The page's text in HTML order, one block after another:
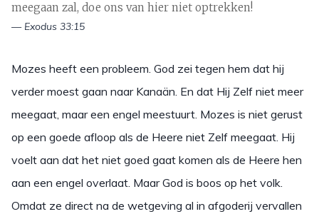
meegaan zal, doe ons van hier niet optrekken!
— Exodus 33:15
Mozes heeft een probleem. God zei tegen hem dat hij
verder moest gaan naar Kanaän. En dat Hij Zelf niet meer
meegaat, maar een engel meestuurt. Mozes is niet gerust
op een goede afloop als de Heere niet Zelf meegaat. Hij
voelt aan dat het niet goed gaat komen als de Heere hen
aan een engel overlaat. Maar God is boos op het volk.
Omdat ze direct na de wetgeving al in afgoderij vervallen